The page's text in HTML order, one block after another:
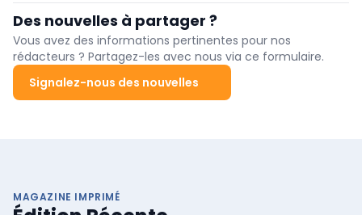
dans laquelle ils exercent.
Des nouvelles à partager ?
Vous avez des informations pertinentes pour nos
rédacteurs ? Partagez-les avec nous via ce formulaire.
Signalez-nous des nouvelles
MAGAZINE IMPRIMÉ